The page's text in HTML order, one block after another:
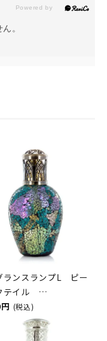
。
ランスランプL ピー
テイル
（ア
イアンドバーウッド）
(税込)